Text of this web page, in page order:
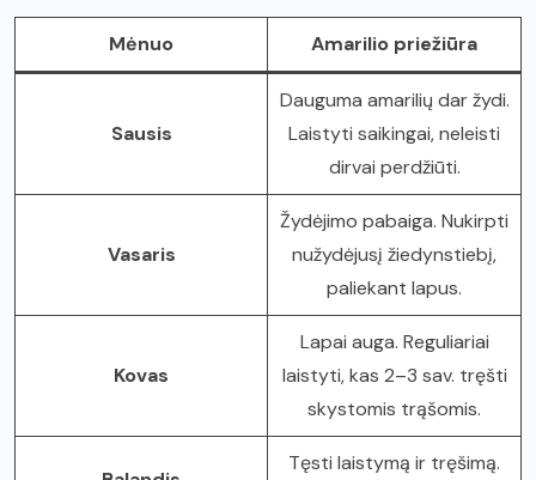
Mėnuo Amarilio priežiūra
Sausis
Dauguma amarilių dar žydi.
Laistyti saikingai, neleisti
dirvai perdžiūti.
Vasaris
Žydėjimo pabaiga. Nukirpti
nužydėjusį žiedynstiebį,
paliekant lapus.
Kovas
Lapai auga. Reguliariai
laistyti, kas 2–3 sav. tręšti
skystomis trąšomis.
Tęsti laistymą ir tręšimą.